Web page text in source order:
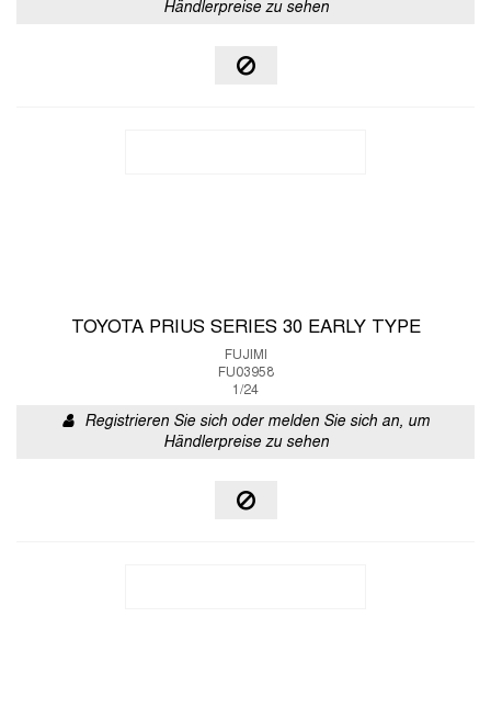
Händlerpreise zu sehen
TOYOTA PRIUS SERIES 30 EARLY TYPE
FUJIMI
FU03958
1/24
Registrieren Sie sich oder melden Sie sich an, um
Händlerpreise zu sehen